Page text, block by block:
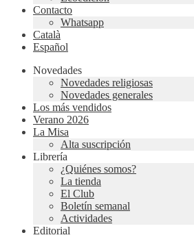
Contacto
Whatsapp
Català
Español
Novedades
Novedades religiosas
Novedades generales
Los más vendidos
Verano 2026
La Misa
Alta suscripción
Librería
¿Quiénes somos?
La tienda
El Club
Boletín semanal
Actividades
Editorial